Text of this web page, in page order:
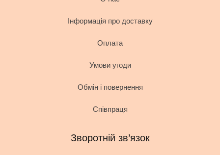
Інформація про доставку
Оплата
Умови угоди
Обмін і повернення
Співпраця
Зворотній зв’язок